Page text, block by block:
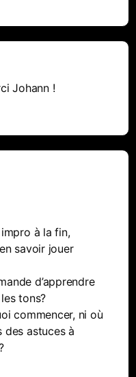
Johann !
impro à la fin,
savoir jouer
d’apprendre
tons?
commencer, ni où
des astuces à